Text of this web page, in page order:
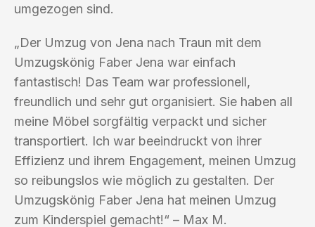
umgezogen sind.
„Der Umzug von Jena nach Traun mit dem
Umzugskönig Faber Jena war einfach
fantastisch! Das Team war professionell,
freundlich und sehr gut organisiert. Sie haben all
meine Möbel sorgfältig verpackt und sicher
transportiert. Ich war beeindruckt von ihrer
Effizienz und ihrem Engagement, meinen Umzug
so reibungslos wie möglich zu gestalten. Der
Umzugskönig Faber Jena hat meinen Umzug
zum Kinderspiel gemacht!“ – Max M.